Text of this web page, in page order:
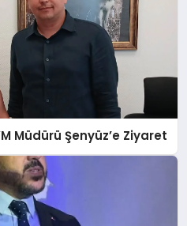
Müdürü Şenyüz’e Ziyaret